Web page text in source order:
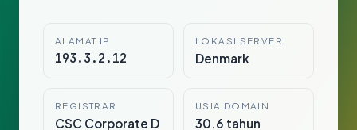
ALAMAT IP
193.3.2.12
LOKASI SERVER
Denmark
REGISTRAR
CSC Corporate D
USIA DOMAIN
30.6 tahun